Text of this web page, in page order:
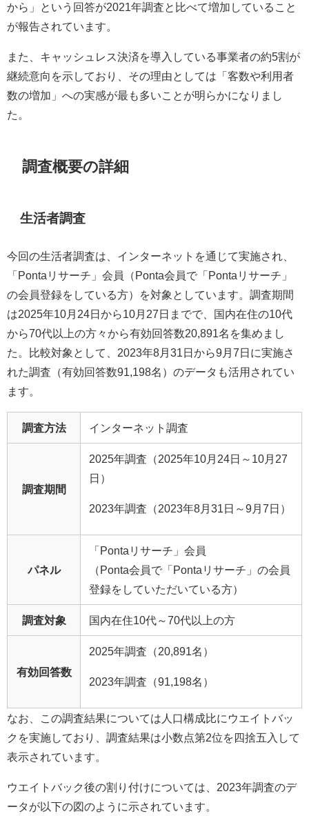
から」という回答が2021年調査と比べて増加していること
が報告されています。
また、キャッシュレス決済を導入している事業者の約5割が
継続意向を示しており、その理由としては「客数や利用者
数の増加」への実感が最も多いことが明らかになりまし
た。
調査概要の詳細
生活者調査
今回の生活者調査は、インターネットを通じて実施され、
「Pontaリサーチ」会員（Ponta会員で「Pontaリサーチ」
の会員登録をしている方）を対象としています。調査期間
は2025年10月24日から10月27日までで、国内在住の10代
から70代以上の方々から有効回答数20,891名を集めまし
た。比較対象として、2023年8月31日から9月7日に実施さ
れた調査（有効回答数91,198名）のデータも活用されてい
ます。
調査方法 インターネット調査
調査期間
2025年調査（2025年10月24日～10月27
日）
2023年調査（2023年8月31日～9月7日）
パネル
「Pontaリサーチ」会員
（Ponta会員で「Pontaリサーチ」の会員
登録をしていただいている方）
調査対象 国内在住10代～70代以上の方
有効回答数
2025年調査（20,891名）
2023年調査（91,198名）
なお、この調査結果については人口構成比にウエイトバッ
クを実施しており、調査結果は小数点第2位を四捨五入して
表示されています。
ウエイトバック後の割り付けについては、2023年調査のデ
ータが以下の図のように示されています。